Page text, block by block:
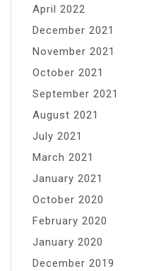
April 2022
December 2021
November 2021
October 2021
September 2021
August 2021
July 2021
March 2021
January 2021
October 2020
February 2020
January 2020
December 2019